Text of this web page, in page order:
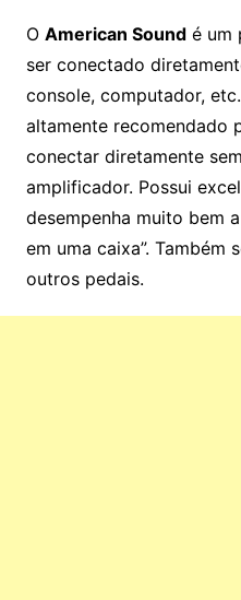
O American Soundé um
ser conectado
console, computador,
altamente recomendado
conectar diretamente
amplificador. Possui
desempenha muito bem
em uma caixa”. Também
outros pedais.